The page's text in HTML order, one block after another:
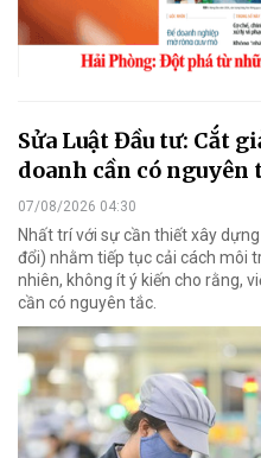
Sửa Luật Đầu tư: Cắt
doanh cần có nguyên
07/08/2026 04:30
Nhất trí với sự cần thiết xây
đổi) nhằm tiếp tục cải cách môi
nhiên, không ít ý kiến cho rằng,
cần có nguyên tắc.